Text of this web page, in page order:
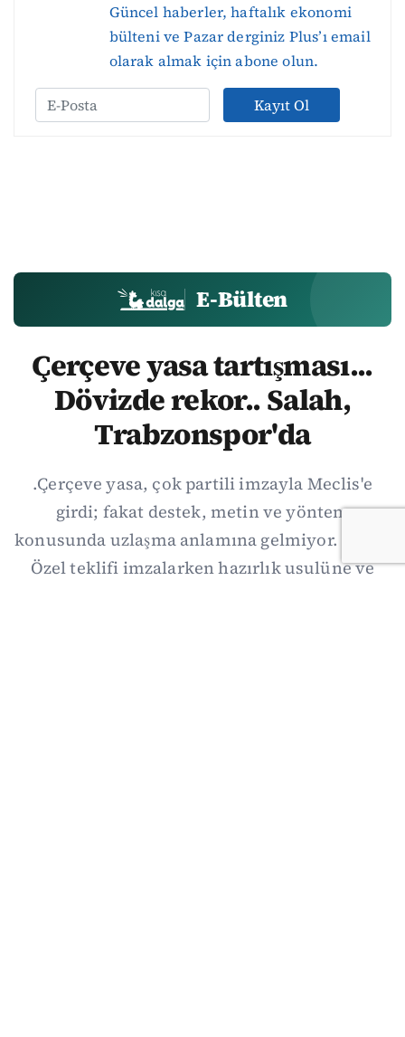
Güncel haberler, haftalık ekonomi
bülteni ve Pazar derginiz Plus’ı email
olarak almak için abone olun.
Kayıt Ol
E-Bülten
Çerçeve yasa tartışması...
Dövizde rekor.. Salah,
Trabzonspor'da
.Çerçeve yasa, çok partili imzayla Meclis'e
girdi; fakat destek, metin ve yöntem
konusunda uzlaşma anlamına gelmiyor. Özgür
Özel teklifi imzalarken hazırlık usulüne ve